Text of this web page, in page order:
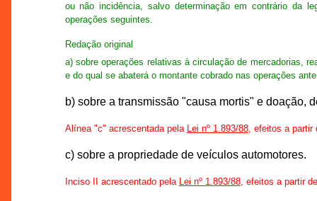
ou não incidência, salvo determinação em contrário da
operações seguintes.
Redação original
a) sobre operações relativas à circulação de mercadorias,
e do qual se abaterá o montante cobrado nas operações
b) sobre a transmissão "causa mortis" e doação,
Alínea "c" acrescentada pela Lei nº 1.893/88, efeitos a partir
c) sobre a propriedade de veículos automotores.
Inciso II acrescentado pela Lei nº 1.893/88, efeitos a partir